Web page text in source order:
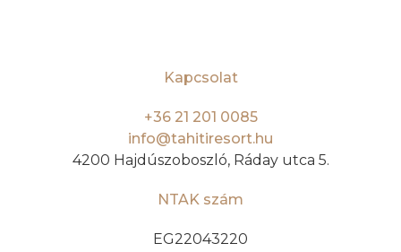
Kapcsolat
+36 21 201 0085
info@tahitiresort.hu
4200 Hajdúszoboszló, Ráday utca 5.
NTAK szám
EG22043220